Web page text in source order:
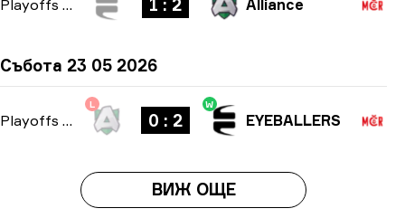
Playoffs bo3 1 : 2 Alliance
Събота 23 05 2026
Playoffs bo3
L
0 : 2
W
EYEBALLERS
ВИЖ ОЩЕ